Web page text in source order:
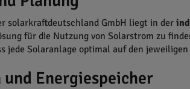
solarkraftdeutschland GmbH liegt in der
für die Nutzung von Solarstrom zu
jede Solaranlage optimal auf den
Energiespeicher